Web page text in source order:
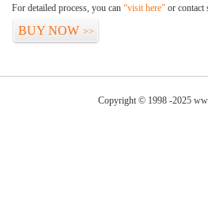
For detailed process, you can “visit here” or contact
BUY NOW >>
Copyright © 1998 -2025